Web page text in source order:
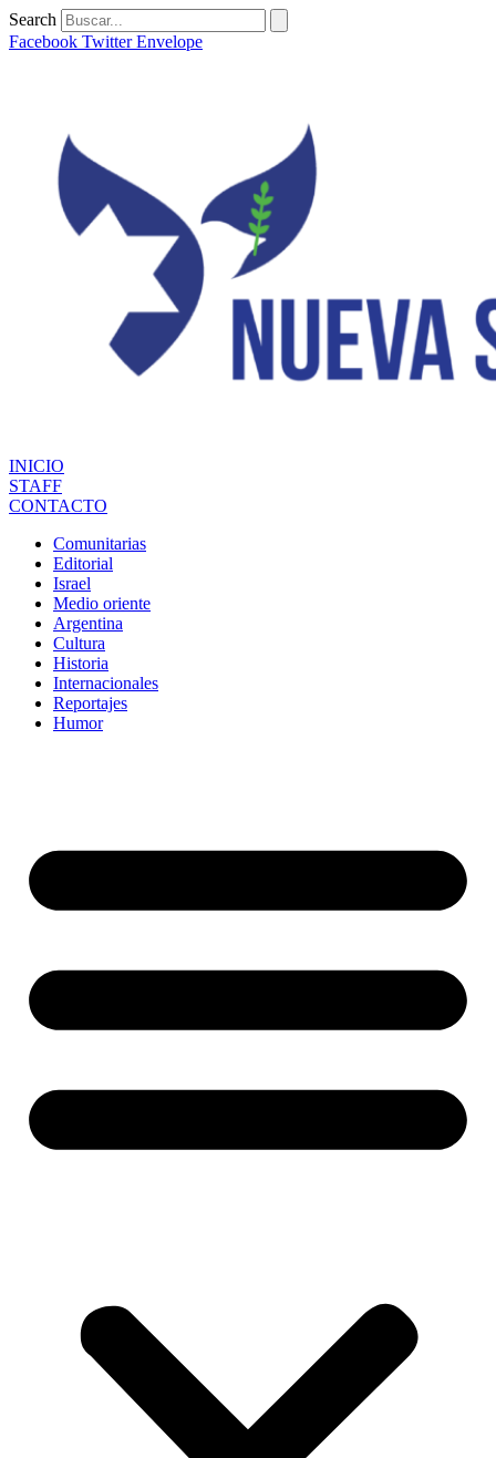
Ir
al
Search
Facebook Twitter Envelope
INICIO
STAFF
CONTACTO
Comunitarias
Editorial
Israel
Medio oriente
Argentina
Cultura
Historia
Internacionales
Reportajes
Humor